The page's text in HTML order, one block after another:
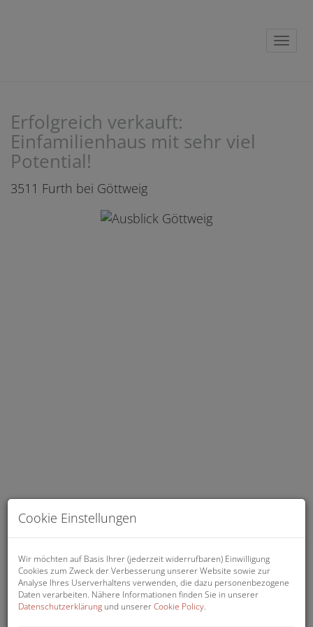
Erfolgreich verkauft:
Einfamilienhaus mit sehr viel
Potential!
3511 Furth bei Göttweig
Beschreibung
Cookie Einstellungen
Wir möchten auf Basis Ihrer (jederzeit widerrufbaren) Einwilligung
Cookies zum Zweck der Verbesserung unserer Website sowie zur
Analyse Ihres Userverhaltens verwenden, die dazu personenbezogene
Daten verarbeiten. Nähere Informationen finden Sie in unserer
Datenschutzerklärung und unsererCookie Policy.